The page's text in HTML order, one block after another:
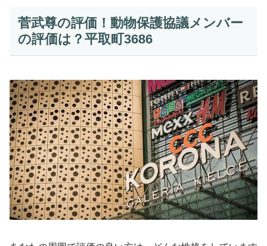
菅武尊の評価！動物保護協議メンバー
の評価は？平取町3686